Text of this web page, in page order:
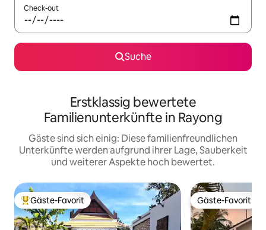
Check-out
Suche
Erstklassig bewertete
Familienunterkünfte in Rayong
Gäste sind sich einig: Diese familienfreundlichen
Unterkünfte werden aufgrund ihrer Lage, Sauberkeit
und weiterer Aspekte hoch bewertet.
Beliebter Gäste-Favorit.
Gäste-Favorit Gäste-Favorit
Gäste-Favorit